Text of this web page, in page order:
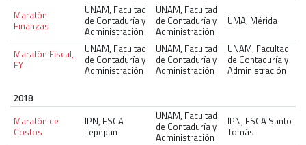
Maratón
Finanzas
UNAM, Facultad
de Contaduría y
Administración
UNAM, Facultad
de Contaduría y
Administración
UMA, Mérida
Maratón Fiscal,
EY
UNAM, Facultad
de Contaduría y
Administración
UNAM, Facultad
de Contaduría y
Administración
UNAM, Facultad
de Contaduría y
Administración
2018
Maratón de
Costos
IPN, ESCA
Tepepan
UNAM, Facultad
de Contaduría y
Administración
IPN, ESCA Santo
Tomás